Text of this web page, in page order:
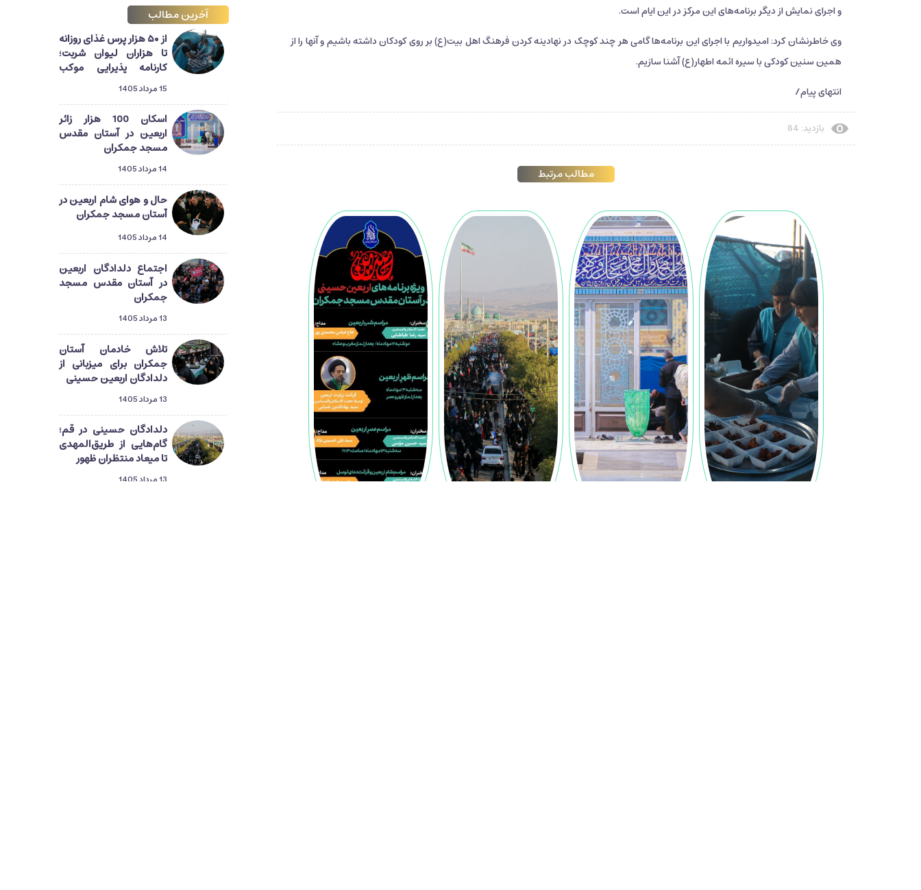
و اجرای نمایش از دیگر برنامه‌های این مرکز در این ایام است.
وی خاطرنشان کرد: امیدواریم با اجرای این برنامه‌ها گامی هر چند کوچک در نهادینه کردن فرهنگ اهل بیت(ع) بر روی کودکان داشته باشیم و آنها را از
همین سنین کودکی با سیره ائمه اطهار(ع) آشنا سازیم.
انتهای پیام/
بازدید: 84
مطالب مرتبط
آخرین مطالب
از ۵۰ هزار پرس غذای روزانه
تا هزاران لیوان شربت؛
کارنامه پذیرایی موکب
آستان مسجد جمکران از
زائران اربعین
15 مرداد 1405
اسکان 100 هزار زائر
اربعین در آستان مقدس
مسجد جمکران
14 مرداد 1405
حال و هوای شام اربعین در
آستان مسجد جمکران
14 مرداد 1405
اجتماع دلدادگان اربعین
در آستان مقدس مسجد
جمکران
13 مرداد 1405
تلاش خادمان آستان
جمکران برای میزبانی از
دلدادگان اربعین حسینی
13 مرداد 1405
دلدادگان حسینی در قم؛
گام‌هایی از طریق‌المهدی
تا میعاد منتظران ظهور
13 مرداد 1405